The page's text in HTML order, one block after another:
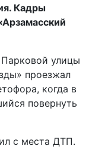
Кадры
улицы
проезжал
когда в
повернуть
с места ДТП.